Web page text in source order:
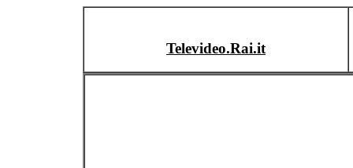
Televideo.Rai.it